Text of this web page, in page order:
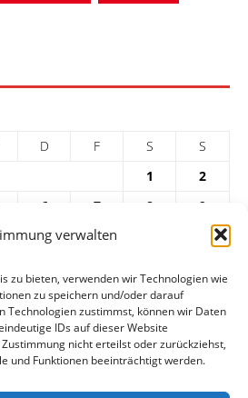
verwalten
zu bieten, verwenden wir Technologien wie
zu speichern und/oder darauf
Technologien zustimmst, können wir Daten
IDs auf dieser Website
nicht erteilst oder zurückziehst,
und Funktionen beeinträchtigt werden.
D F S
S
1
2
6 7 8
9
13 14
27 28 29